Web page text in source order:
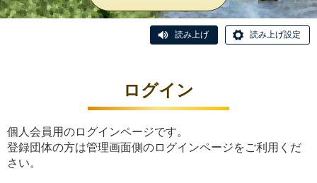
読み上げ 読み上げ設定
ログイン
個人会員用のログインページです。
登録団体の方は管理画面側のログインページをご利用くだ
さい。